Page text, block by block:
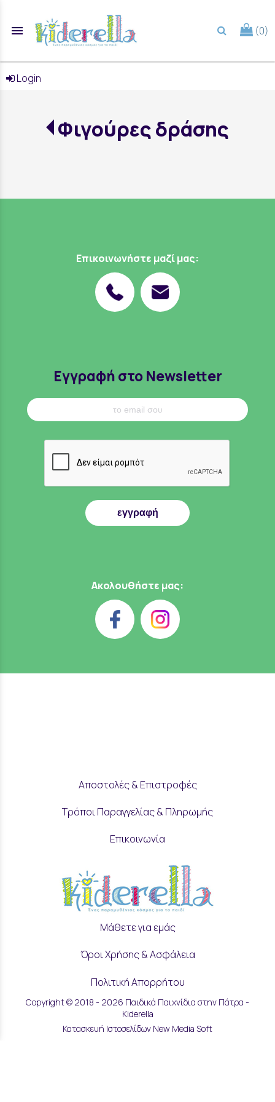
menu (0)
Login
Φιγούρες δράσης
Επικοινωνήστε μαζί μας:
Εγγραφή στο Newsletter
εγγραφή
Ακολουθήστε μας:
Αποστολές & Επιστροφές
Τρόποι Παραγγελίας & Πληρωμής
Επικοινωνία
Μάθετε για εμάς
Όροι Χρήσης & Ασφάλεια
Πολιτική Απορρήτου
Ρυθμίσεις Cookies
Copyright © 2018 - 2026 Παιδικά Παιχνίδια στην Πάτρα -
Kiderella
Κατασκευή Ιστοσελίδων New Media Soft